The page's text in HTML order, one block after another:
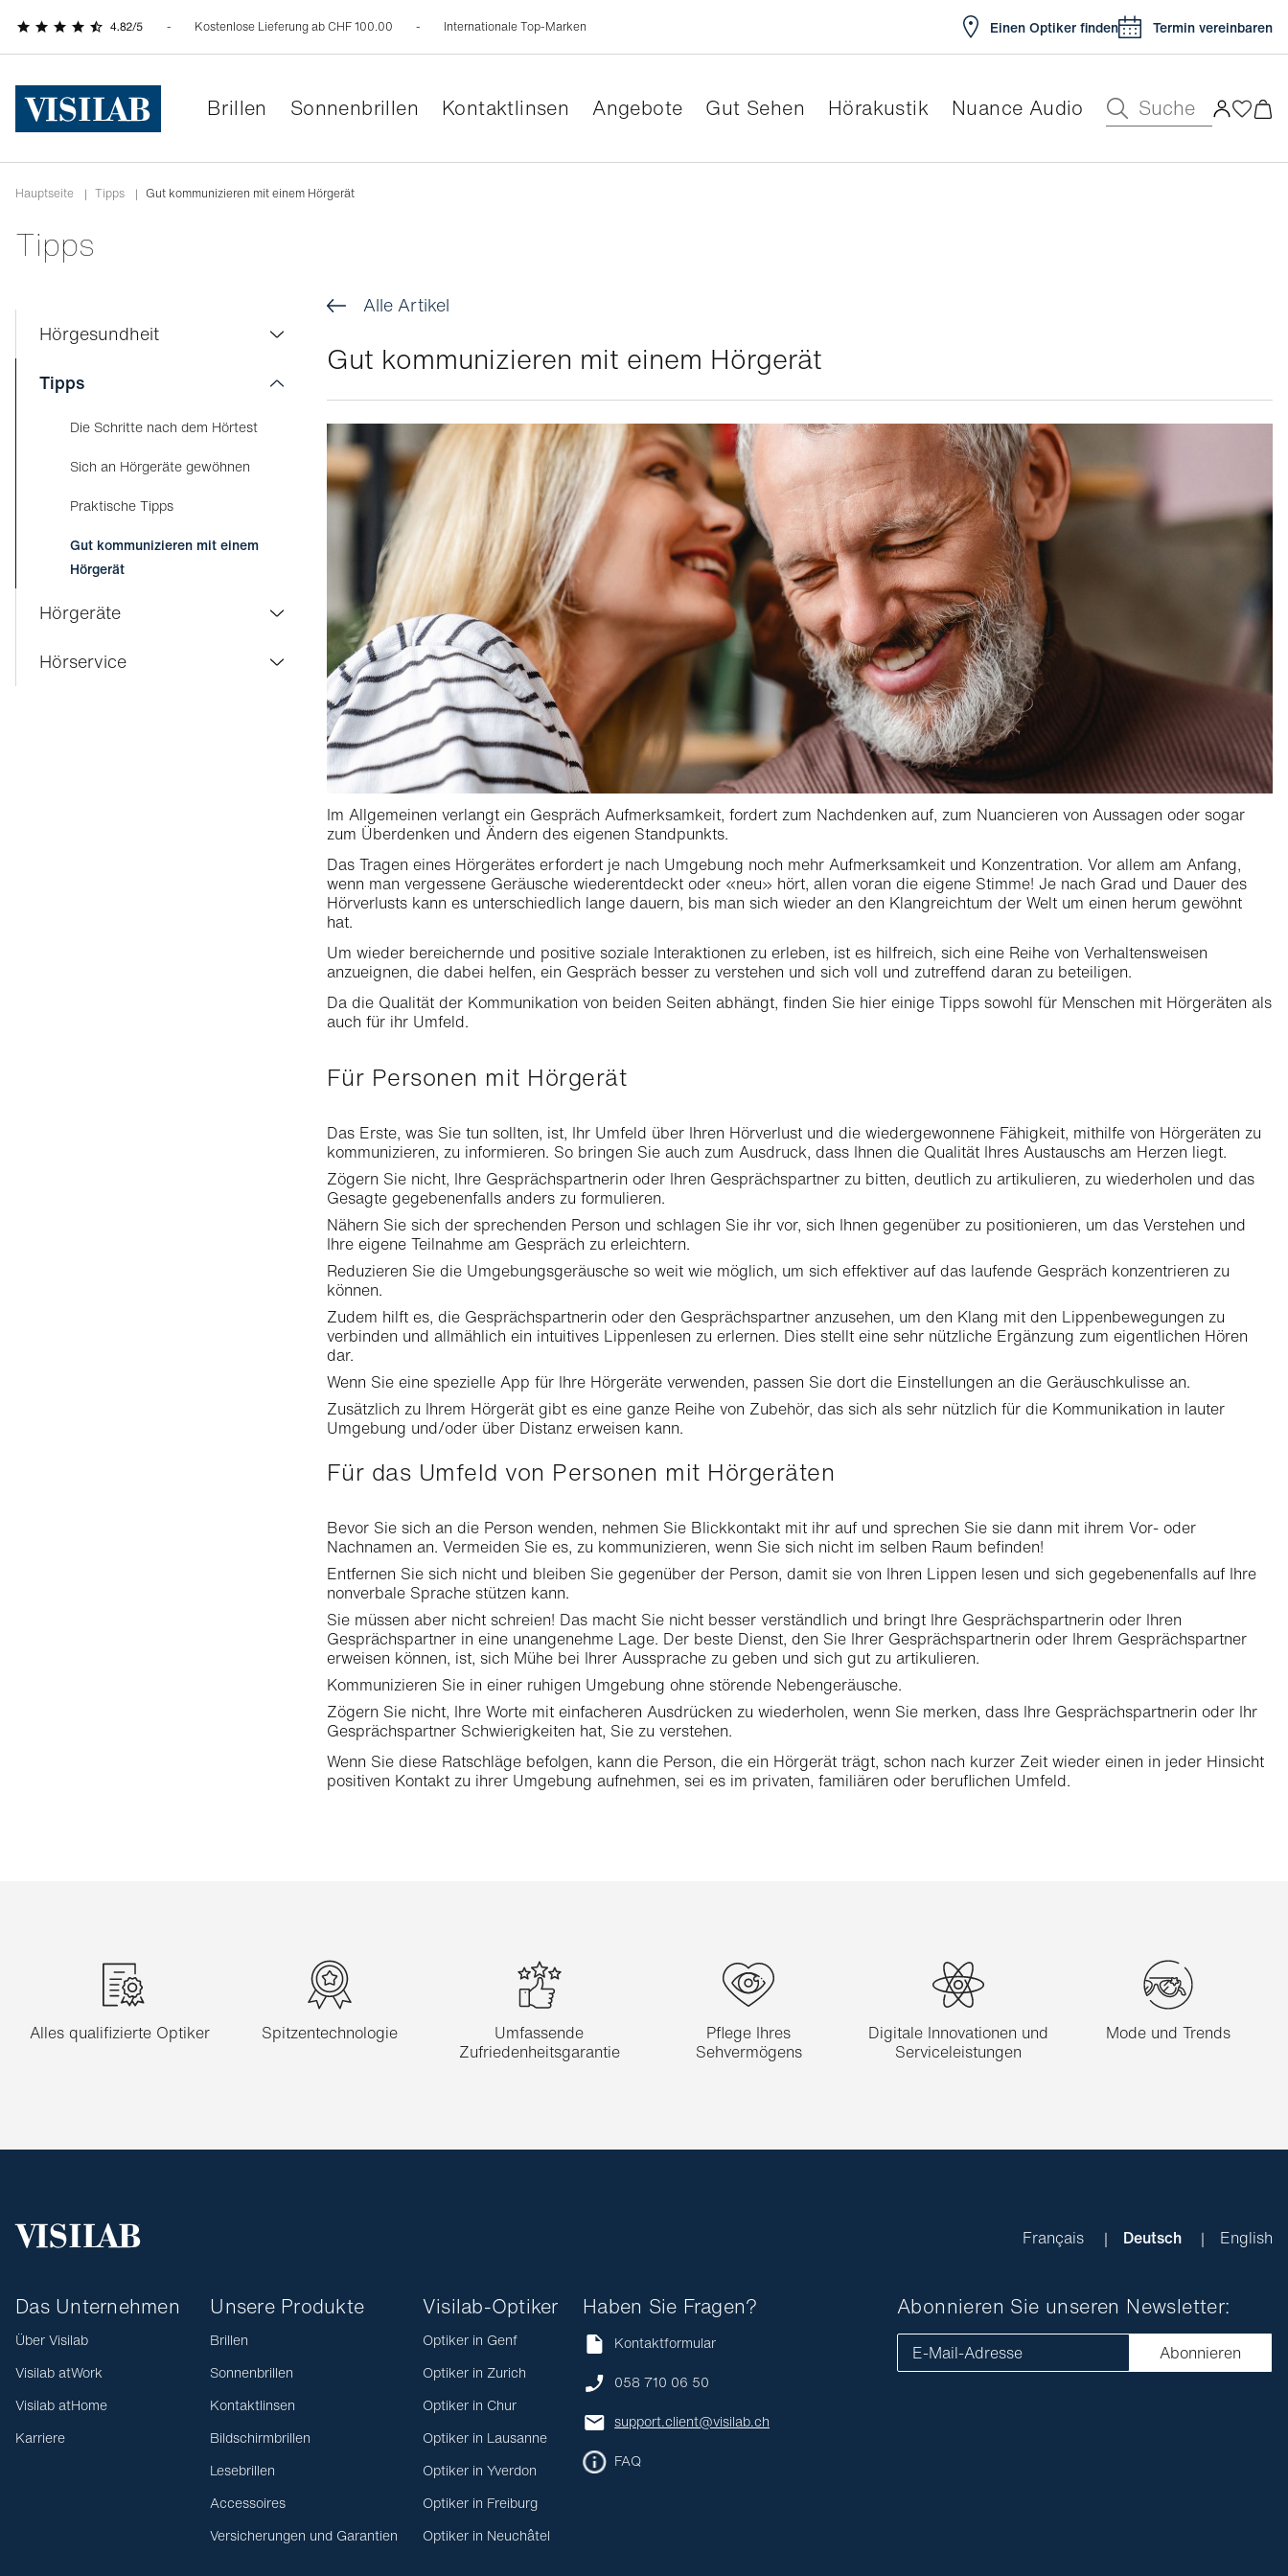
Kostenlose Lieferung ab CHF 100.00 Internationale Top-Marken Einen Optiker finden Termin vereinbaren
Brillen Sonnenbrillen Kontaktlinsen Angebote Gut Sehen Hörakustik Nuance Audio Suche
Hauptseite | Tipps | Gut kommunizieren mit einem Hörgerät
Tipps
Hörgesundheit
Kostenloser Hörtest
Gesundheit und Gehör
Tipps
Die Schritte nach dem Hörtest
Sich an Hörgeräte gewöhnen
Praktische Tipps
Gut kommunizieren mit einem
Hörgerät
Hörgeräte
Hörlösungen
Hörservice
Alle Artikel
Gut kommunizieren mit einem Hörgerät
Im Allgemeinen verlangt ein Gespräch Aufmerksamkeit, fordert zum Nachdenken auf, zum Nuancieren von Aussagen oder sogar
zum Überdenken und Ändern des eigenen Standpunkts.
Das Tragen eines Hörgerätes erfordert je nach Umgebung noch mehr Aufmerksamkeit und Konzentration. Vor allem am Anfang,
wenn man vergessene Geräusche wiederentdeckt oder «neu» hört, allen voran die eigene Stimme! Je nach Grad und Dauer des
Hörverlusts kann es unterschiedlich lange dauern, bis man sich wieder an den Klangreichtum der Welt um einen herum gewöhnt
hat.
Um wieder bereichernde und positive soziale Interaktionen zu erleben, ist es hilfreich, sich eine Reihe von Verhaltensweisen
anzueignen, die dabei helfen, ein Gespräch besser zu verstehen und sich voll und zutreffend daran zu beteiligen.
Da die Qualität der Kommunikation von beiden Seiten abhängt, finden Sie hier einige Tipps sowohl für Menschen mit Hörgeräten als
auch für ihr Umfeld.
Für Personen mit Hörgerät
Das Erste, was Sie tun sollten, ist, Ihr Umfeld über Ihren Hörverlust und die wiedergewonnene Fähigkeit, mithilfe von Hörgeräten zu
kommunizieren, zu informieren. So bringen Sie auch zum Ausdruck, dass Ihnen die Qualität Ihres Austauschs am Herzen liegt.
Zögern Sie nicht, Ihre Gesprächspartnerin oder Ihren Gesprächspartner zu bitten, deutlich zu artikulieren, zu wiederholen und das
Gesagte gegebenenfalls anders zu formulieren.
Nähern Sie sich der sprechenden Person und schlagen Sie ihr vor, sich Ihnen gegenüber zu positionieren, um das Verstehen und
Ihre eigene Teilnahme am Gespräch zu erleichtern.
Reduzieren Sie die Umgebungsgeräusche so weit wie möglich, um sich effektiver auf das laufende Gespräch konzentrieren zu
können.
Zudem hilft es, die Gesprächspartnerin oder den Gesprächspartner anzusehen, um den Klang mit den Lippenbewegungen zu
verbinden und allmählich ein intuitives Lippenlesen zu erlernen. Dies stellt eine sehr nützliche Ergänzung zum eigentlichen Hören
dar.
Wenn Sie eine spezielle App für Ihre Hörgeräte verwenden, passen Sie dort die Einstellungen an die Geräuschkulisse an.
Zusätzlich zu Ihrem Hörgerät gibt es eine ganze Reihe von Zubehör, das sich als sehr nützlich für die Kommunikation in lauter
Umgebung und/oder über Distanz erweisen kann.
Für das Umfeld von Personen mit Hörgeräten
Bevor Sie sich an die Person wenden, nehmen Sie Blickkontakt mit ihr auf und sprechen Sie sie dann mit ihrem Vor- oder
Nachnamen an. Vermeiden Sie es, zu kommunizieren, wenn Sie sich nicht im selben Raum befinden!
Entfernen Sie sich nicht und bleiben Sie gegenüber der Person, damit sie von Ihren Lippen lesen und sich gegebenenfalls auf Ihre
nonverbale Sprache stützen kann.
Sie müssen aber nicht schreien! Das macht Sie nicht besser verständlich und bringt Ihre Gesprächspartnerin oder Ihren
Gesprächspartner in eine unangenehme Lage. Der beste Dienst, den Sie Ihrer Gesprächspartnerin oder Ihrem Gesprächspartner
erweisen können, ist, sich Mühe bei Ihrer Aussprache zu geben und sich gut zu artikulieren.
Kommunizieren Sie in einer ruhigen Umgebung ohne störende Nebengeräusche.
Zögern Sie nicht, Ihre Worte mit einfacheren Ausdrücken zu wiederholen, wenn Sie merken, dass Ihre Gesprächspartnerin oder Ihr
Gesprächspartner Schwierigkeiten hat, Sie zu verstehen.
Wenn Sie diese Ratschläge befolgen, kann die Person, die ein Hörgerät trägt, schon nach kurzer Zeit wieder einen in jeder Hinsicht
positiven Kontakt zu ihrer Umgebung aufnehmen, sei es im privaten, familiären oder beruflichen Umfeld.
Alles qualifizierte Optiker Spitzentechnologie
Umfassende
Zufriedenheitsgarantie
Pflege Ihres
Sehvermögens
Digitale Innovationen und
Serviceleistungen
Mode und Trends
Français Deutsch English
Das Unternehmen
Über Visilab
Visilab atWork
Visilab atHome
Karriere
Unsere Produkte
Brillen
Sonnenbrillen
Kontaktlinsen
Bildschirmbrillen
Lesebrillen
Accessoires
Versicherungen und Garantien
Visilab-Optiker
Optiker in Genf
Optiker in Zurich
Optiker in Chur
Optiker in Lausanne
Optiker in Yverdon
Optiker in Freiburg
Optiker in Neuchâtel
Haben Sie Fragen?
Kontaktformular
058 710 06 50
support.client@visilab.ch
FAQ
Abonnieren Sie unseren Newsletter:
E-Mail-Adresse Abonnieren